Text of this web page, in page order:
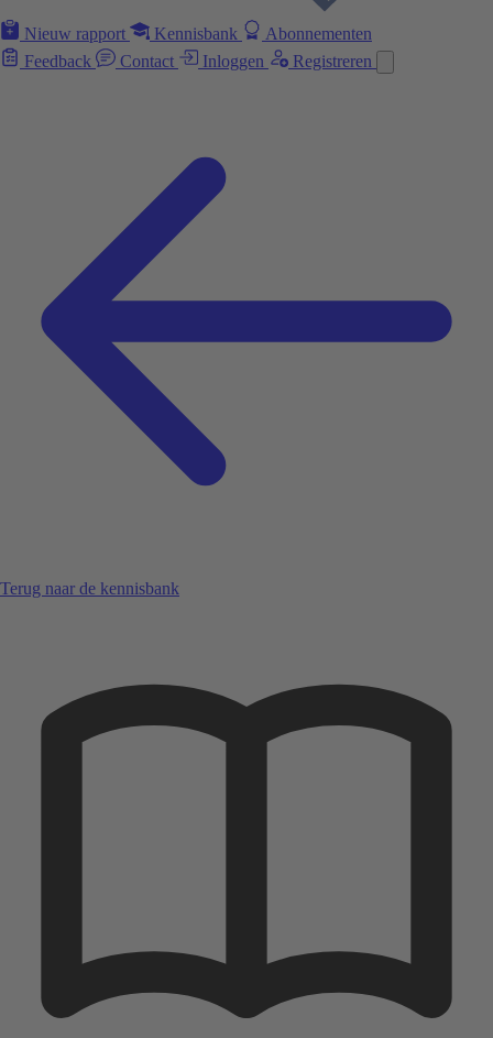
Nieuw rapport Kennisbank
Abonnementen
Feedback
Contact Inloggen Registreren
Terug naar de kennisbank